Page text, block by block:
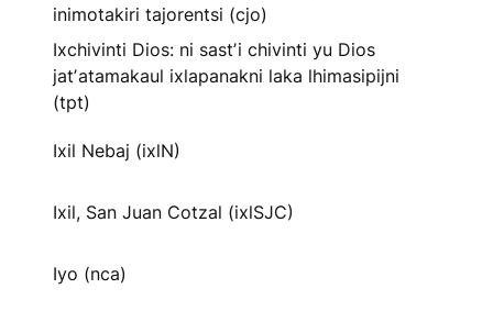
inimotakiri tajorentsi (cjo)
Ixchivinti Dios: ni sastʼi chivinti yu Dios
jatʼatamakaul ixlapanakni laka lhimasipijni
(tpt)
Ixil Nebaj (ixlN)
Ixil, San Juan Cotzal (ixlSJC)
Iyo (nca)